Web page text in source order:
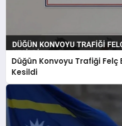
Düğün Konvoyu Trafiği Felç
Kesildi